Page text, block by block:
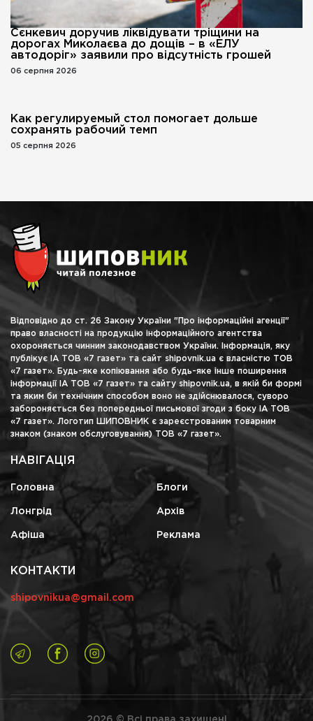
Сєнкевич доручив ліквідувати тріщини на
дорогах Миколаєва до дощів – в «ЕЛУ
автодоріг» заявили про відсутність грошей
06 серпня 2026
Как регулируемый стол помогает дольше
сохранять рабочий темп
05 серпня 2026
Відповідно до ст. 26 Закону України "Про інформаційні агенції"
право власності на продукцію інформаційного агентства
охороняється чинним законодавством України. Інформація, яку
публікує ІА ТОВ «7 газет» та сайт shipovnik.ua є власністю ТОВ
«7 газет». Будь-яке копіювання або будь-яке інше поширення
інформації ІА ТОВ «7 газет» та сайту shipovnik.ua, в якій би формі
та яким би технічним способом воно не здійснювалося, суворо
забороняється без попередньої письмової згоди з боку ІА ТОВ
«7 газет». Логотип ШИПОВНИК є зареєстрованим товарним
знаком (знаком обслуговування) ТОВ «7 газет».
НАВІГАЦІЯ
Головна Блоги
Лонгрід Архів
Афіша Реклама
КОНТАКТИ
shipovnikua@gmail.com